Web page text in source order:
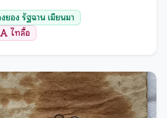
ยอง รัฐฉาน เมียนมา
ไทลื้อ